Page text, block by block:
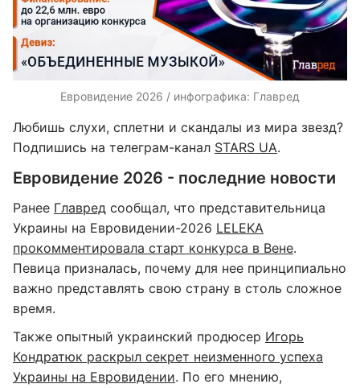
Евровидение 2026 / инфографика: Главред
Любишь слухи, сплетни и скандалы из мира звезд?
Подпишись на телеграм-канал STARS UA.
Евровидение 2026 - последние новости
Ранее Главред сообщал, что представительница
Украины на Евровидении-2026 LELEKA
прокомментировала старт конкурса в Вене.
Певица призналась, почему для нее принципиально
важно представлять свою страну в столь сложное
время.
Также опытный украинский продюсер Игорь
Кондратюк раскрыл секрет неизменного успеха
Украины на Евровидении. По его мнению,